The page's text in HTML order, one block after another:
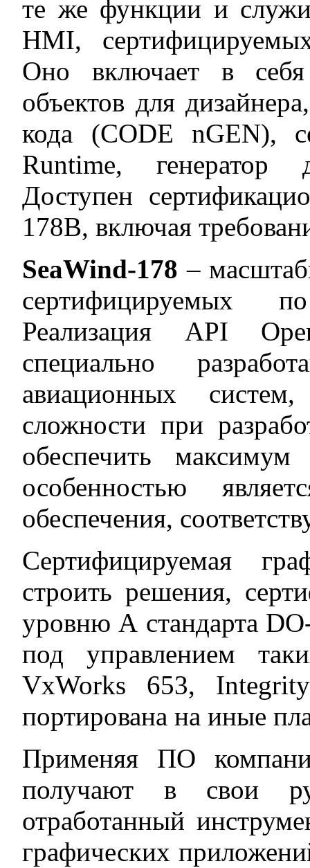
те же функции и
HMI,
Оно включает в себя
объектов для
кода (CODE nGEN),
Runtime, генератор
Доступен
178B, включая
SeaWind-178–
сертифицируемых
Реализация API
специально
авиационных
сложности при
обеспечить
особенностью
обеспечения,
Сертифицируемая
строить решения,
уровню А стандарта
под управлением
VxWorks 653,
портирована на иные
Применяя ПО
получают в свои
отработанный
графических